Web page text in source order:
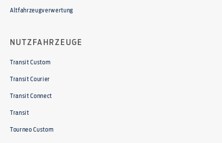
Altfahrzeugverwertung
NUTZFAHRZEUGE
Transit Custom
Transit Courier
Transit Connect
Transit
Tourneo Custom